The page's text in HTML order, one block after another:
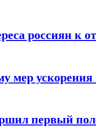
россиян к
мер ускорения
первый